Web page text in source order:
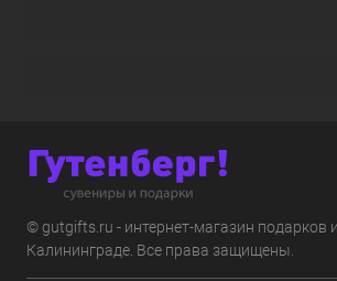
© gutgifts.ru - интернет-магазин подарков
Калининграде. Все права защищены.